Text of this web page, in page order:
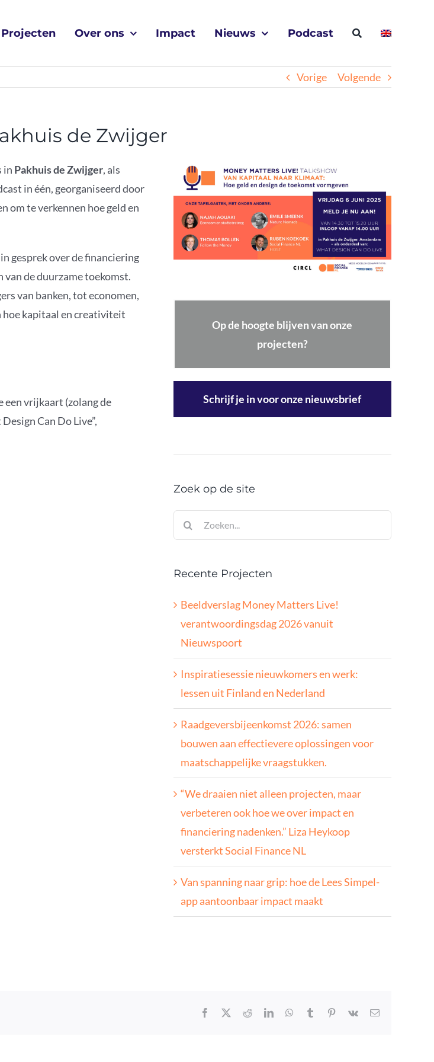
Projecten Over ons Impact Nieuws Podcast
Vorige Volgende
de Zwijger
in Pakhuis de Zwijger, als
in één, georganiseerd door
om te verkennen hoe geld en
gesprek over de financiering
de duurzame toekomst.
van banken, tot economen,
hoe kapitaal en creativiteit
een vrijkaart (zolang de
Can Do Live”,
Op de hoogte blijven van onze
projecten?
Schrijf je in voor onze nieuwsbrief
Zoek op de site
Zoeken
naar:
Recente Projecten
Beeldverslag Money Matters Live!
verantwoordingsdag 2026 vanuit
Nieuwspoort
Inspiratiesessie nieuwkomers en werk:
lessen uit Finland en Nederland
Raadgeversbijeenkomst 2026: samen
bouwen aan effectievere oplossingen voor
maatschappelijke vraagstukken.
“We draaien niet alleen projecten, maar
verbeteren ook hoe we over impact en
financiering nadenken.” Liza Heykoop
versterkt Social Finance NL
Van spanning naar grip: hoe de Lees Simpel-
app aantoonbaar impact maakt
Facebook RedditLinkedInWhatsApp
Tumblr Pinterest
Vk
E-